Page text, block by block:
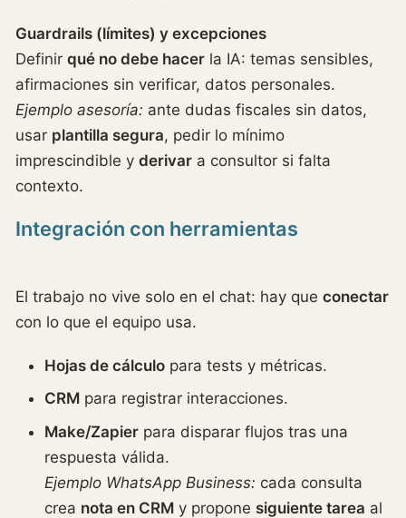
Guardrails (límites) y excepciones
Definir qué no debe hacer la IA: temas sensibles,
afirmaciones sin verificar, datos personales.
Ejemplo asesoría: ante dudas fiscales sin datos,
usar plantilla segura, pedir lo mínimo
imprescindible y derivar a consultor si falta
contexto.
Integración con herramientas
El trabajo no vive solo en el chat: hay que conectar
con lo que el equipo usa.
Hojas de cálculo para tests y métricas.
CRM para registrar interacciones.
Make/Zapier para disparar flujos tras una
respuesta válida.
Ejemplo WhatsApp Business: cada consulta
crea nota en CRM y propone siguiente tarea al